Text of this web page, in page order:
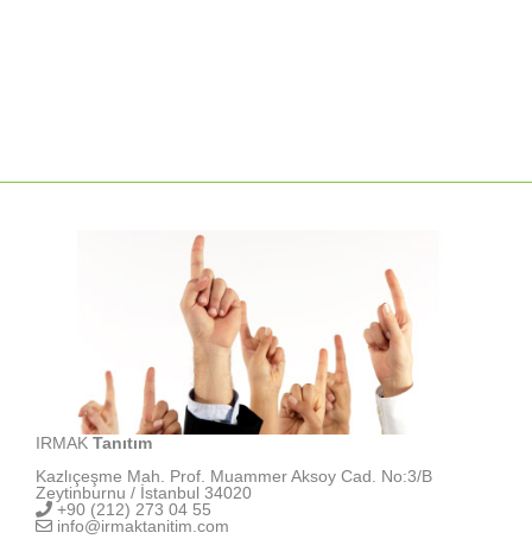
IRMAK Tanıtım
Kazlıçeşme Mah. Prof. Muammer Aksoy Cad. No:3/B
Zeytinburnu / İstanbul 34020
+90 (212) 273 04 55
info@irmaktanitim.com